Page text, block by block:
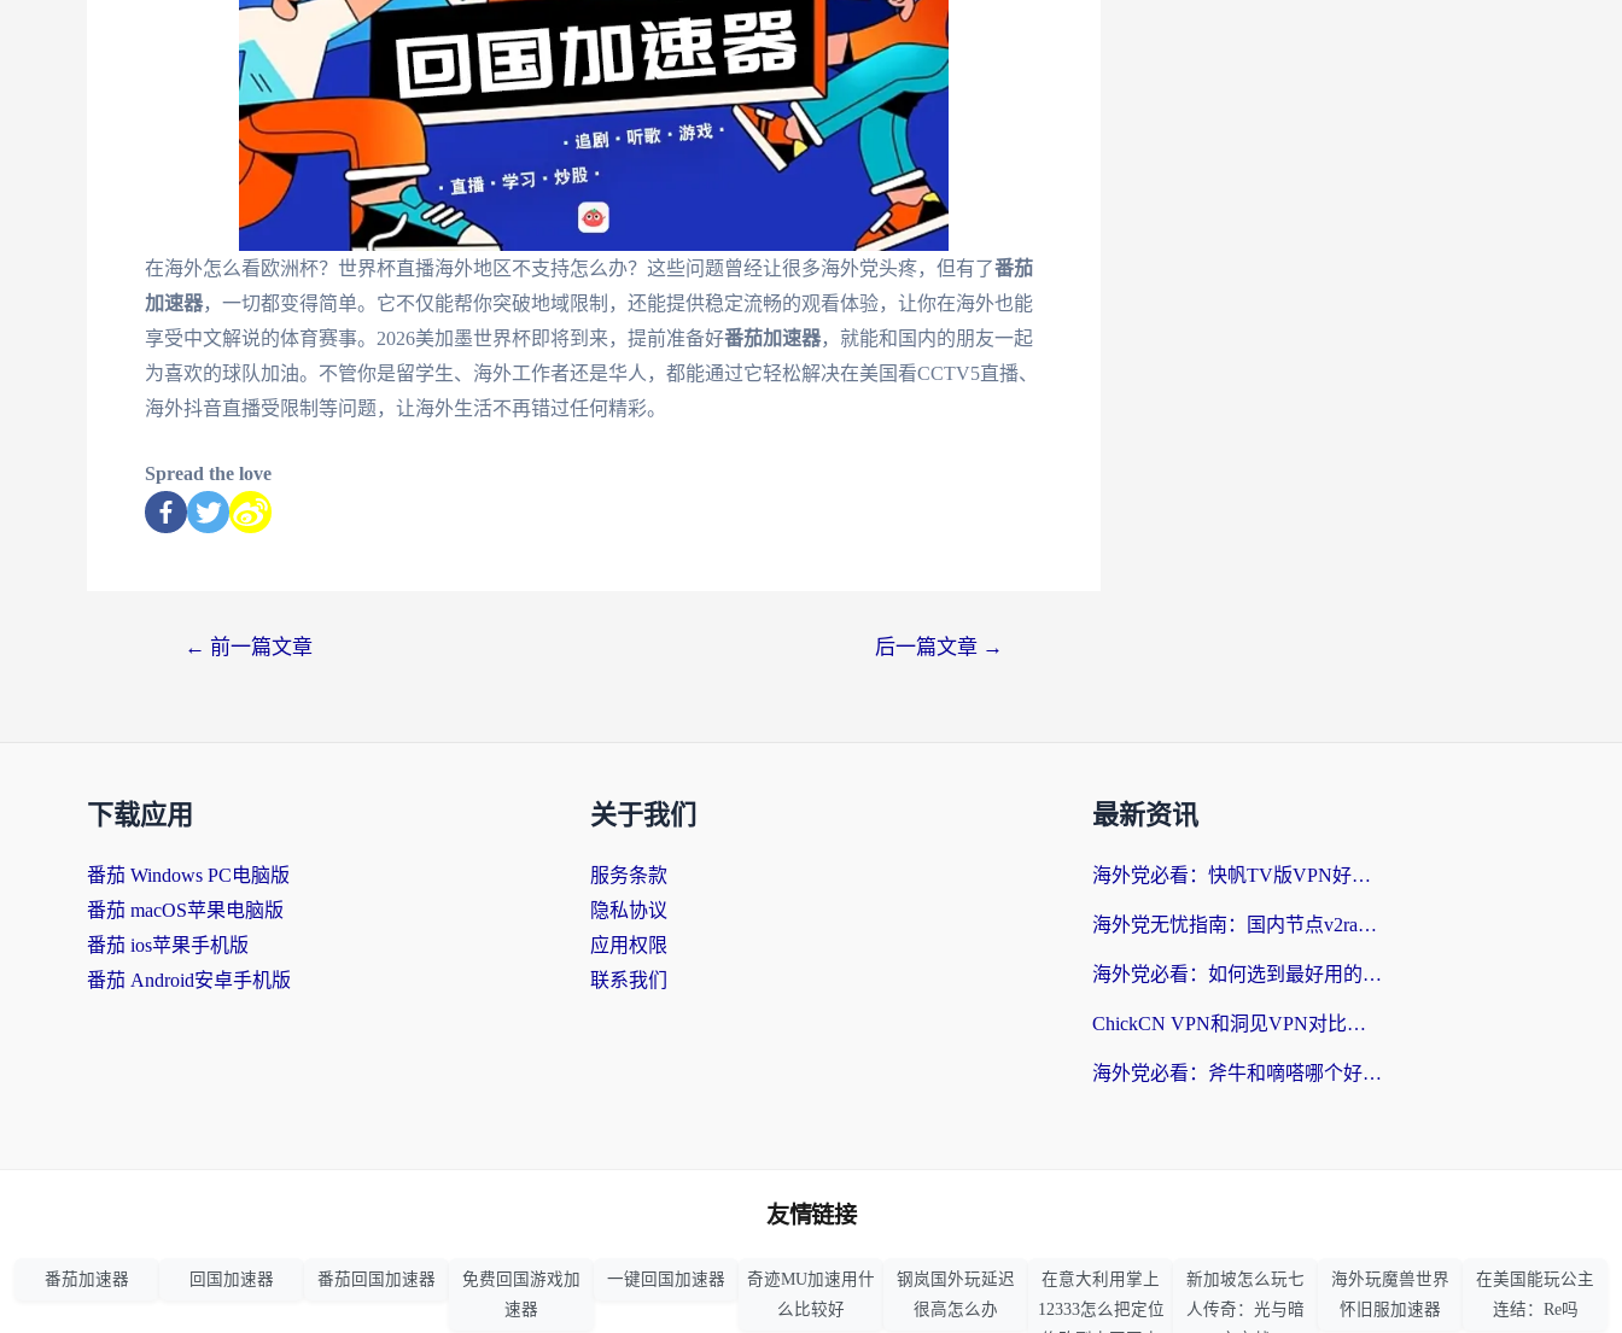
在海外怎么看欧洲杯？世界杯直播海外地区不支持怎么办？这些问题曾经让很多海外党头疼，但有了番茄
加速器，一切都变得简单。它不仅能帮你突破地域限制，还能提供稳定流畅的观看体验，让你在海外也能
享受中文解说的体育赛事。2026美加墨世界杯即将到来，提前准备好番茄加速器，就能和国内的朋友一起
为喜欢的球队加油。不管你是留学生、海外工作者还是华人，都能通过它轻松解决在美国看CCTV5直播、
海外抖音直播受限制等问题，让海外生活不再错过任何精彩。
Spread the love
← 前一篇文章 后一篇文章 →
下载应用
番茄 Windows PC电脑版
番茄 macOS苹果电脑版
番茄 ios苹果手机版
番茄 Android安卓手机版
关于我们
服务条款
隐私协议
应用权限
联系我们
最新资讯
海外党必看：快帆TV版VPN好用吗？和快游VPN对比哪个回国效果更好？附实用避坑指南
海外党无忧指南：国内节点v2ray怎么选？一键回国VPN+多场景实测帮你避坑
海外党必看：如何选到最好用的回国加速器？从节点到售后的全维度指南
ChickCN VPN和洞见VPN对比哪个回国效果更好？海外党亲测3款加速器+避坑指南
海外党必看：斧牛和嘀嗒哪个好？3个维度教你选对回国加速器
友情链接
番茄加速器 回国加速器 番茄回国加速器
免费回国游戏加
速器
一键回国加速器
奇迹MU加速用什
么比较好
钢岚国外玩延迟
很高怎么办
在意大利用掌上
12333怎么把定位
新加坡怎么玩七
人传奇：光与暗
海外玩魔兽世界
怀旧服加速器
在美国能玩公主
连结：Re吗